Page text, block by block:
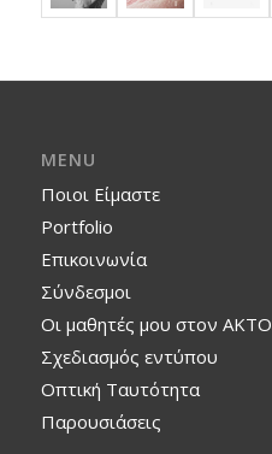
MENU
Ποιοι Είμαστε
Portfolio
Επικοινωνία
Σύνδεσμοι
Οι μαθητές μου στον ΑΚΤΟ
Σχεδιασμός εντύπου
Οπτική Ταυτότητα
Παρουσιάσεις